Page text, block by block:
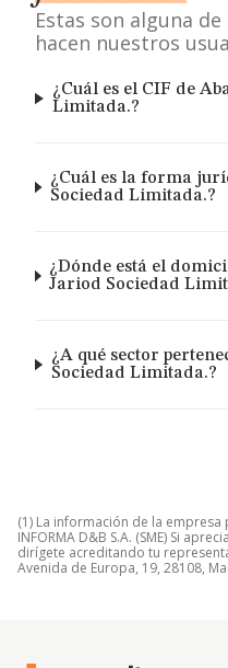
Estas son alguna
hacen nuestros
¿Cuál es el CIF de
Limitada.?
¿Cuál es la forma
Sociedad Limitada.?
¿Dónde está el
Jariod Sociedad
¿A qué sector
Sociedad Limitada.?
(1) La información de la
INFORMA D&B S.A. (SME) Si
dirígete acreditando tu
Avenida de Europa, 19, 28108,